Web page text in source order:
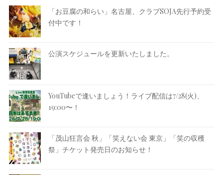
「お豆腐の和らい」名古屋、クラブSOJA先行予約受
付中です！
公演スケジュールを更新いたしました。
YouTubeで逢いましょう！ライブ配信は7/28(火)、
19:00〜！
「茂山狂言会 秋」「笑えない会 東京」「笑の収穫
祭」チケット発売日のお知らせ！